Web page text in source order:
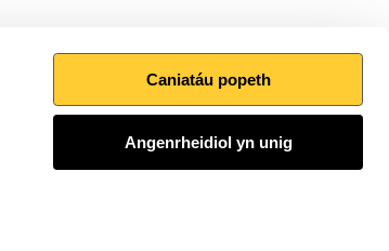
Caniatáu popeth
Angenrheidiol yn unig
Argraffu’r dudalen hon
I fyny